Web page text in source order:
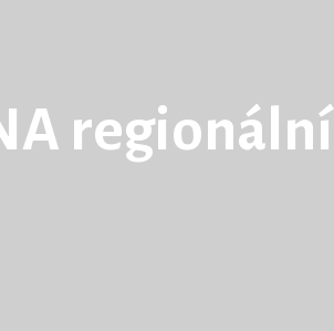
regionální